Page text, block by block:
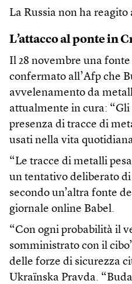
La Russia non ha reagito
L’attacco al ponte in
Il 28 novembre una
confermato all’Afp che
avvelenamento da
attualmente in cura:
presenza di tracce di
usati nella vita
“Le tracce di metalli
un tentativo deliberato
secondo un’altra fonte
giornale online Babel.
“Con ogni probabilità il
somministrato con il
delle forze di sicurezza
Ukraïnska Pravda.